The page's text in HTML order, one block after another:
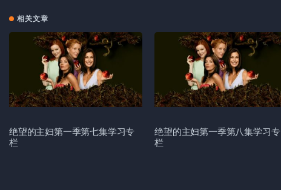
相关文章
绝望的主妇第一季第七集学习专
栏
绝望的主妇第一季第八集学习专
栏